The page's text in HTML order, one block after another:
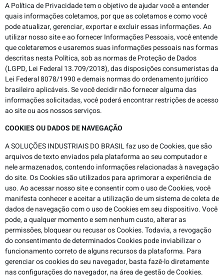
A Política de Privacidade tem o objetivo de ajudar você a entender
quais informações coletamos, por que as coletamos e como você
pode atualizar, gerenciar, exportar e excluir essas informações. Ao
utilizar nosso site e ao fornecer Informações Pessoais, você entende
que coletaremos e usaremos suas informações pessoais nas formas
descritas nesta Política, sob as normas de Proteção de Dados
(LGPD, Lei Federal 13.709/2018), das disposições consumeristas da
Lei Federal 8078/1990 e demais normas do ordenamento jurídico
brasileiro aplicáveis. Se você decidir não fornecer alguma das
informações solicitadas, você poderá encontrar restrições de acesso
ao site ou aos nossos serviços.
COOKIES OU DADOS DE NAVEGAÇÃO
A SOLUÇÕES INDUSTRIAIS DO BRASIL faz uso de Cookies, que são
arquivos de texto enviados pela plataforma ao seu computador e
nele armazenados, contendo informações relacionadas à navegação
do site. Os Cookies são utilizados para aprimorar a experiência de
uso. Ao acessar nosso site e consentir com o uso de Cookies, você
manifesta conhecer e aceitar a utilização de um sistema de coleta de
dados de navegação com o uso de Cookies em seu dispositivo. Você
pode, a qualquer momento e sem nenhum custo, alterar as
permissões, bloquear ou recusar os Cookies. Todavia, a revogação
do consentimento de determinados Cookies pode inviabilizar o
funcionamento correto de alguns recursos da plataforma. Para
gerenciar os cookies do seu navegador, basta fazê-lo diretamente
nas configurações do navegador, na área de gestão de Cookies.